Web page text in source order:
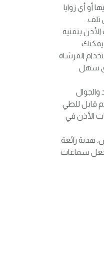
أو أي زوايا
تلف.
سماعات الأذن بتقنية
يمكنك
الفرشاة
سهل
قابل للطي
الأذن في
هدية رائعة
سماعات